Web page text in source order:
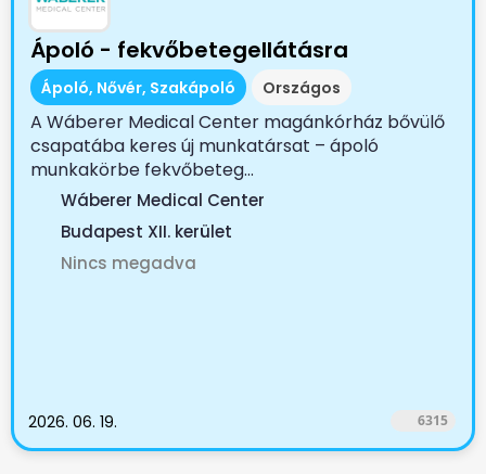
Ápoló - fekvőbetegellátásra
Ápoló, Nővér, Szakápoló Országos
A Wáberer Medical Center magánkórház bővülő
csapatába keres új munkatársat – ápoló
munkakörbe fekvőbeteg...
Wáberer Medical Center
Budapest XII. kerület
Nincs megadva
2026. 06. 19. 6315